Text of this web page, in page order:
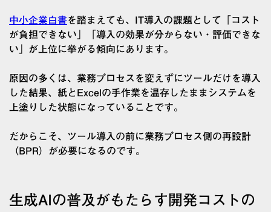
中小企業白書を踏まえても、IT導入の課題として「コスト
が負担できない」「導入の効果が分からない・評価できな
い」が上位に挙がる傾向にあります。
原因の多くは、業務プロセスを変えずにツールだけを導入
した結果、紙とExcelの手作業を温存したままシステムを
上塗りした状態になっていることです。
だからこそ、ツール導入の前に業務プロセス側の再設計
（BPR）が必要になるのです。
生成AIの普及がもたらす開発コストの